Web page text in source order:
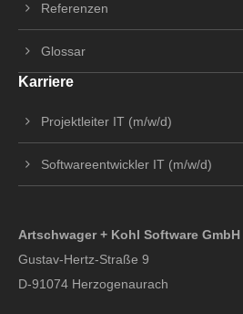
Referenzen
Glossar
Karriere
Projektleiter IT (m/w/d)
Softwareentwickler IT (m/w/d)
Artschwager + Kohl Software GmbH
Gustav-Hertz-Straße 9
D-91074 Herzogenaurach